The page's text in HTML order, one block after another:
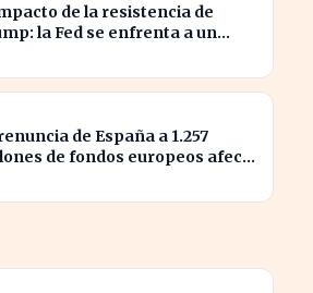
de la resistencia de
la Fed se enfrenta a un
de España a 1.257
de fondos europeos afecta